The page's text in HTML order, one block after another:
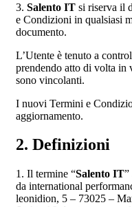
3. Salento IT si riserva il
e Condizioni in qualsiasi
documento.
L’Utente è tenuto a
prendendo atto di volta in
sono vincolanti.
I nuovi Termini e
aggiornamento.
2. Definizioni
1. Il termine “Salento IT”
da international
leonidion, 5 – 73025 –